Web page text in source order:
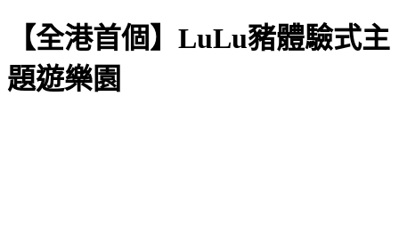
【全港首個】LuLu豬體驗式主
題遊樂園